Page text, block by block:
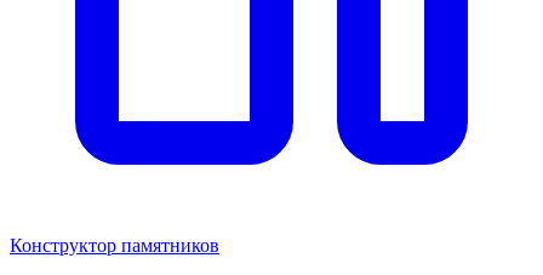
Конструктор памятников